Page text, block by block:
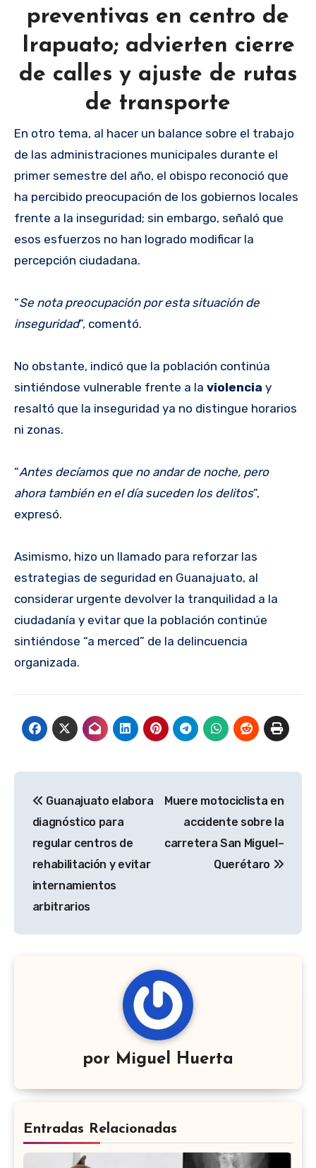
preventivas en centro de
Irapuato; advierten cierre
de calles y ajuste de rutas
de transporte
En otro tema, al hacer un balance sobre el trabajo
de las administraciones municipales durante el
primer semestre del año, el obispo reconoció que
ha percibido preocupación de los gobiernos locales
frente a la inseguridad; sin embargo, señaló que
esos esfuerzos no han logrado modificar la
percepción ciudadana.
“Se nota preocupación por esta situación de
inseguridad”, comentó.
No obstante, indicó que la población continúa
sintiéndose vulnerable frente a la violencia y
resaltó que la inseguridad ya no distingue horarios
ni zonas.
“Antes decíamos que no andar de noche, pero
ahora también en el día suceden los delitos”,
expresó.
Asimismo, hizo un llamado para reforzar las
estrategias de seguridad en Guanajuato, al
considerar urgente devolver la tranquilidad a la
ciudadanía y evitar que la población continúe
sintiéndose “a merced” de la delincuencia
organizada.
de
entradas
Guanajuato elabora
diagnóstico para
regular centros de
rehabilitación y evitar
internamientos
arbitrarios
Muere motociclista en
accidente sobre la
carretera San Miguel–
Querétaro
por Miguel Huerta
Entradas Relacionadas